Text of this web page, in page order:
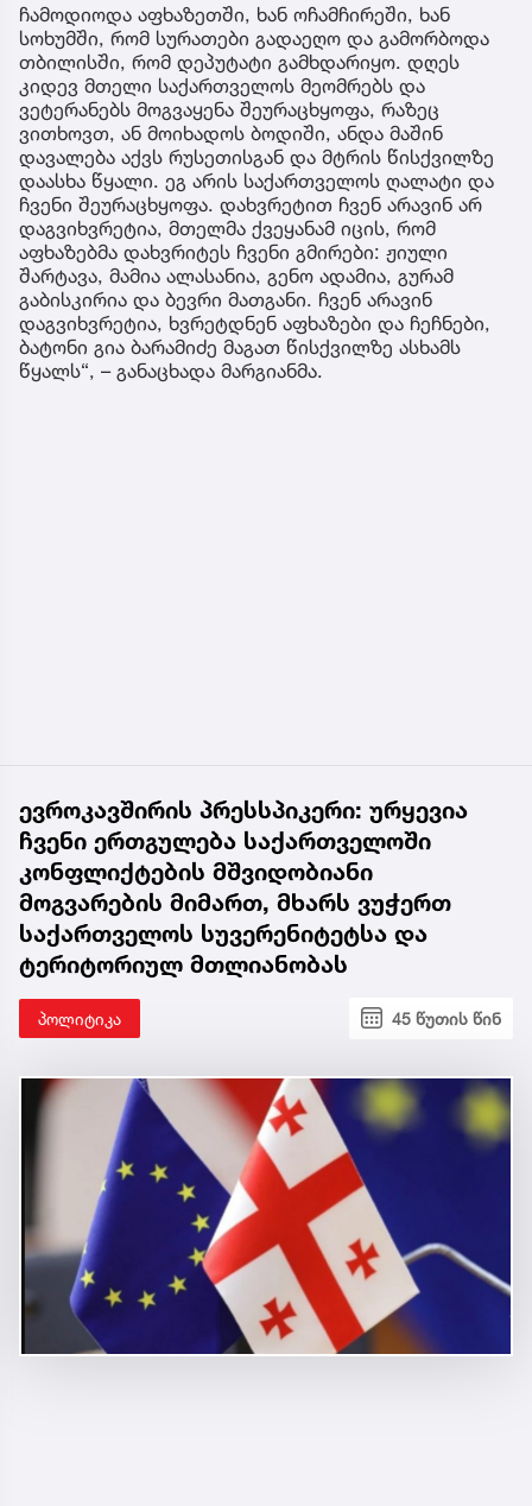
ჩამოდიოდა აფხაზეთში, ხან ოჩამჩირეში, ხან
სოხუმში, რომ სურათები გადაეღო და გამორბოდა
თბილისში, რომ დეპუტატი გამხდარიყო. დღეს
კიდევ მთელი საქართველოს მეომრებს და
ვეტერანებს მოგვაყენა შეურაცხყოფა, რაზეც
ვითხოვთ, ან მოიხადოს ბოდიში, ანდა მაშინ
დავალება აქვს რუსეთისგან და მტრის წისქვილზე
დაასხა წყალი. ეგ არის საქართველოს ღალატი და
ჩვენი შეურაცხყოფა. დახვრეტით ჩვენ არავინ არ
დაგვიხვრეტია, მთელმა ქვეყანამ იცის, რომ
აფხაზებმა დახვრიტეს ჩვენი გმირები: ჟიული
შარტავა, მამია ალასანია, გენო ადამია, გურამ
გაბისკირია და ბევრი მათგანი. ჩვენ არავინ
დაგვიხვრეტია, ხვრეტდნენ აფხაზები და ჩეჩნები,
ბატონი გია ბარამიძე მაგათ წისქვილზე ასხამს
წყალს“, – განაცხადა მარგიანმა.
ევროკავშირის პრესსპიკერი: ურყევია
ჩვენი ერთგულება საქართველოში
კონფლიქტების მშვიდობიანი
მოგვარების მიმართ, მხარს ვუჭერთ
საქართველოს სუვერენიტეტსა და
ტერიტორიულ მთლიანობას
პოლიტიკა 45 წუთის წინ